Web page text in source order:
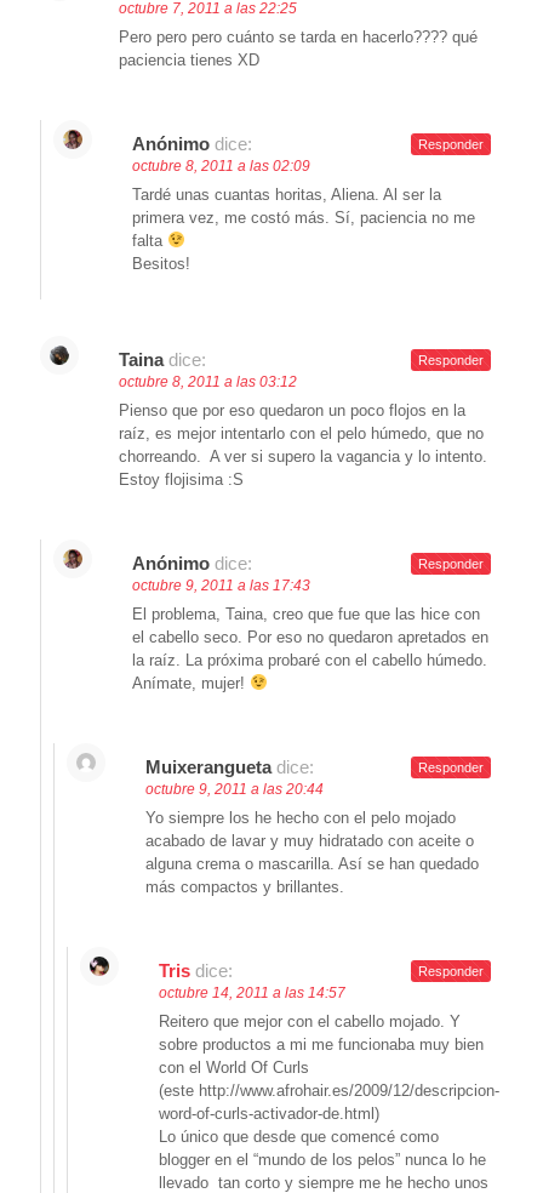
octubre 7, 2011 a las 22:25
Pero pero pero cuánto se tarda en hacerlo???? qué
paciencia tienes XD
Anónimo dice:
octubre 8, 2011 a las 02:09
Tardé unas cuantas horitas, Aliena. Al ser la
primera vez, me costó más. Sí, paciencia no me
falta
Besitos!
Responder
Taina dice:
octubre 8, 2011 a las 03:12
Pienso que por eso quedaron un poco flojos en la
raíz, es mejor intentarlo con el pelo húmedo, que no
chorreando. A ver si supero la vagancia y lo intento.
Estoy flojisima :S
Responder
Anónimo dice:
octubre 9, 2011 a las 17:43
El problema, Taina, creo que fue que las hice con
el cabello seco. Por eso no quedaron apretados en
la raíz. La próxima probaré con el cabello húmedo.
Anímate, mujer!
Responder
Muixerangueta dice:
octubre 9, 2011 a las 20:44
Yo siempre los he hecho con el pelo mojado
acabado de lavar y muy hidratado con aceite o
alguna crema o mascarilla. Así se han quedado
más compactos y brillantes.
Responder
Tris dice:
octubre 14, 2011 a las 14:57
Reitero que mejor con el cabello mojado. Y
sobre productos a mi me funcionaba muy bien
con el World Of Curls
(este http://www.afrohair.es/2009/12/descripcion-
word-of-curls-activador-de.html)
Lo único que desde que comencé como
blogger en el “mundo de los pelos” nunca lo he
llevado tan corto y siempre me he hecho unos
Responder